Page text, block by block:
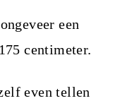
een
centimeter.
even tellen